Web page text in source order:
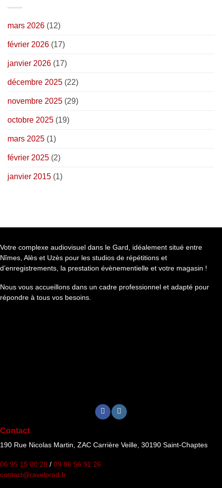
mars 2026 (12)
février 2026 (17)
janvier 2026 (17)
décembre 2025 (22)
novembre 2025 (29)
octobre 2025 (19)
mars 2025 (1)
février 2025 (2)
janvier 2015 (1)
Votre complexe audiovisuel dans le Gard, idéalement situé entre
Nîmes, Alès et Uzès pour les studios de répétitions et
d’enregistrements, la prestation évènementielle et votre magasin !
Nous vous accueillons dans un cadre professionnel et adapté pour
répondre à tous vos besoins.
Contact
190 Rue Nicolas Martin, ZAC Carrière Veille, 30190 Saint-Chaptes
06 95 15 00 28 / 09 86 56 91 26
contact@ravelprod.fr